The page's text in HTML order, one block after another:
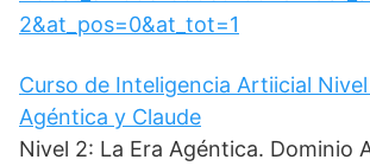
2&at_pos=0&at_tot=1
Curso de Inteligencia Artiicial
Agéntica y Claude
Nivel 2: La Era Agéntica. Dominio